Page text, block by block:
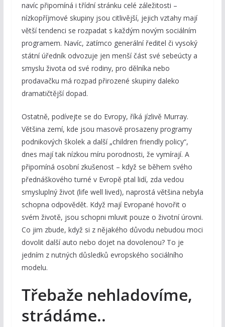
navíc připomíná i třídní stránku celé záležitosti –
nízkopříjmové skupiny jsou citlivější, jejich vztahy mají
větší tendenci se rozpadat s každým novým sociálním
programem. Navíc, zatímco generální ředitel či vysoký
státní úředník odvozuje jen menší část své sebeúcty a
smyslu života od své rodiny, pro dělníka nebo
prodavačku má rozpad přirozené skupiny daleko
dramatičtější dopad.
Ostatně, podívejte se do Evropy, říká jízlivě Murray.
Většina zemí, kde jsou masově prosazeny programy
podnikových školek a další „children friendly policy“,
dnes mají tak nízkou míru porodnosti, že vymírají. A
připomíná osobní zkušenost – když se během svého
přednáškového turné v Evropě ptal lidí, zda vedou
smysluplný život (life well lived), naprostá většina nebyla
schopna odpovědět. Když mají Evropané hovořit o
svém životě, jsou schopni mluvit pouze o životní úrovni.
Co jim zbude, když si z nějakého důvodu nebudou moci
dovolit další auto nebo dojet na dovolenou? To je
jedním z nutných důsledků evropského sociálního
modelu.
Třebaže nehladovíme,
strádáme..